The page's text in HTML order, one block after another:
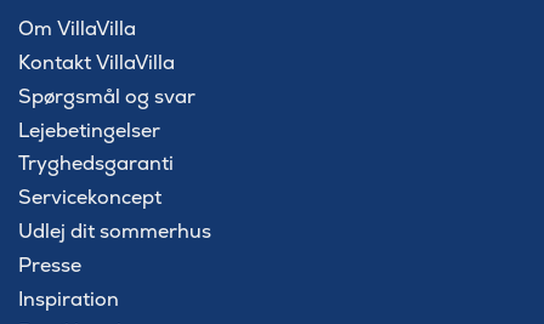
Om VillaVilla
Kontakt VillaVilla
Spørgsmål og svar
Lejebetingelser
Tryghedsgaranti
Servicekoncept
Udlej dit sommerhus
Presse
Inspiration